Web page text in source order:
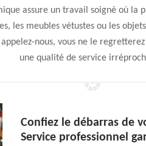
assure un travail soigné où la
les meubles vétustes ou les
nous, vous ne le
une qualité de service
Confiez le débarras de
Service professionnel